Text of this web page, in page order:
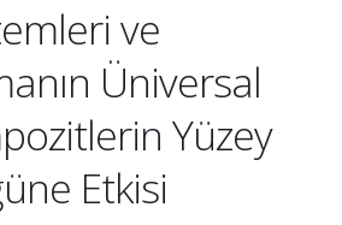
ve
Üniversal
Yüzey
Etkisi